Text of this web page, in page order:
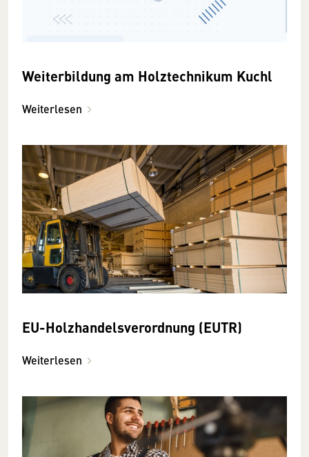
Weiterbildung am Holztechnikum Kuchl
Weiterlesen
EU-Holzhandelsverordnung (EUTR)
Weiterlesen